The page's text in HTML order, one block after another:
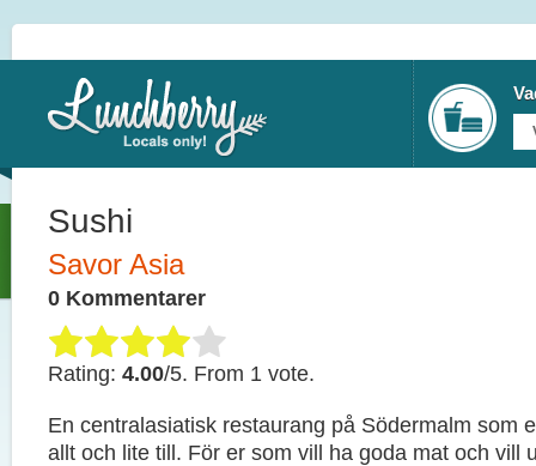
Sushi
Savor Asia
0 Kommentarer
Rating: 4.00/5. From 1 vote.
En centralasiatisk restaurang på Södermalm som
allt och lite till. För er som vill ha goda mat och vill